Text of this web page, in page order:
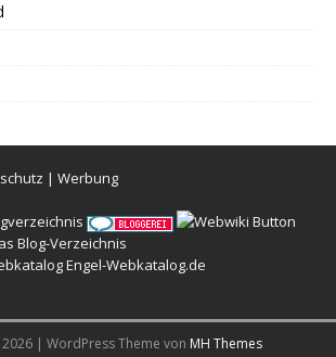
| Werbung
Engel-Webkatalog.de
| WordPress Theme von MH Themes